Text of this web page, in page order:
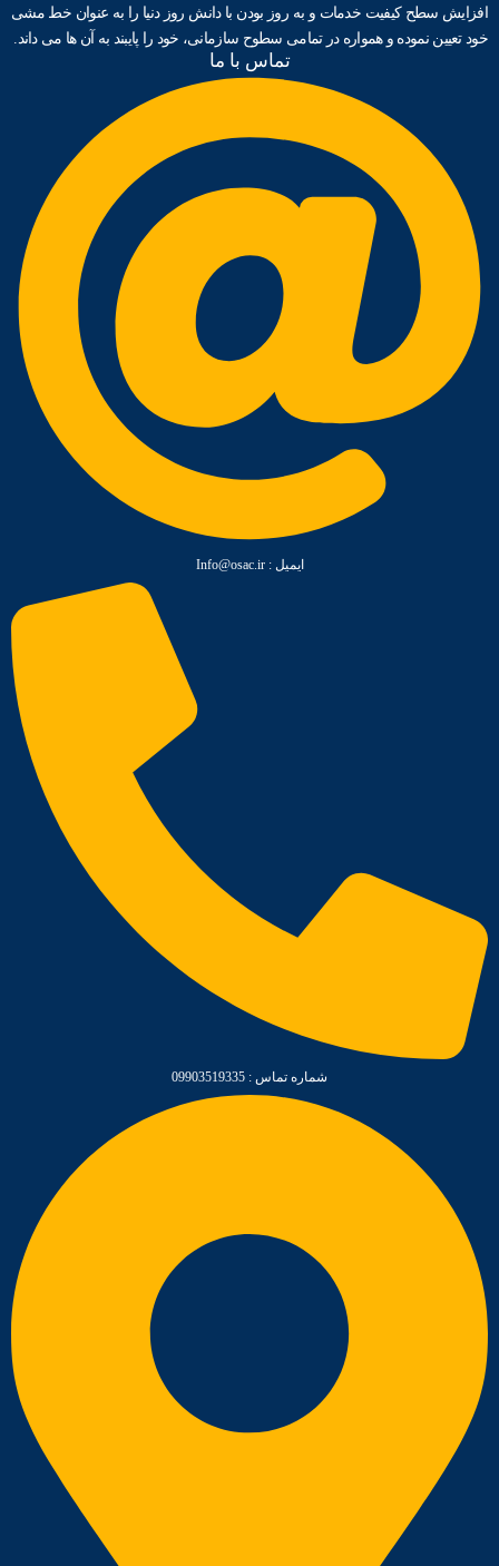
افزایش سطح کیفیت خدمات و به روز بودن با دانش روز دنیا را به عنوان خط مشی
خود تعیین نموده و همواره در تمامی سطوح سازمانی، خود را پایبند به آن ها می داند.
تماس با ما
ایمیل :‌ Info@osac.ir
شماره تماس : 09903519335